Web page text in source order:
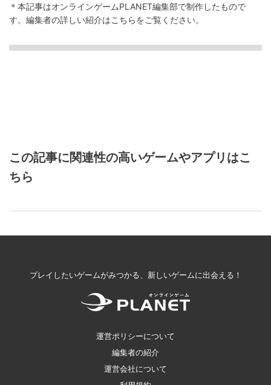
＊本記事はオンラインゲームPLANET編集部で制作したもので
す。 編集者の詳しい紹介はこちらをご覧ください。
この記事に関連性の高いゲームやアプリはこ
ちら
プレイしたいゲームがみつかる、新しいゲームに出会える！
運営ポリシーについて
編集者の紹介
運営会社について